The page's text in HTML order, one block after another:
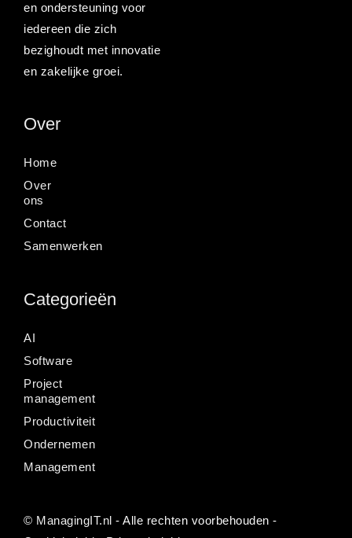
en ondersteuning voor
iedereen die zich
bezighoudt met innovatie
en zakelijke groei.
Over
Home
Over
ons
Contact
Samenwerken
Categorieën
AI
Software
Project
management
Productiviteit
Ondernemen
Management
© ManagingIT.nl - Alle rechten voorbehouden -